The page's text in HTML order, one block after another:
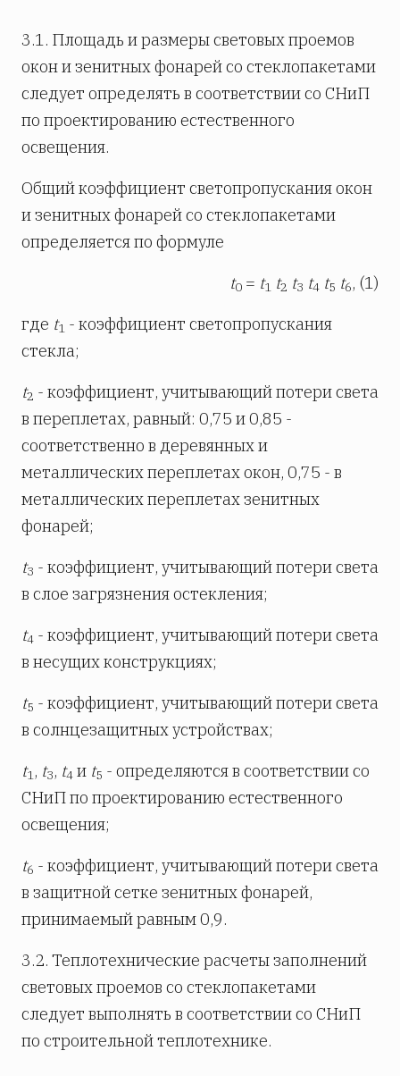
3.1. Площадь и размеры световых проемов
окон и зенитных фонарей со стеклопакетами
следует определять в соответствии со СНиП
по проектированию естественного
освещения.
Общий коэффициент светопропускания окон
и зенитных фонарей со стеклопакетами
определяется по формуле
t0 = t1 t2 t3 t4 t5 t6, (1)
где t1 - коэффициент светопропускания
стекла;
t2 - коэффициент, учитывающий потери света
в переплетах, равный: 0,75 и 0,85 -
соответственно в деревянных и
металлических переплетах окон, 0,75 - в
металлических переплетах зенитных
фонарей;
t3 - коэффициент, учитывающий потери света
в слое загрязнения остекления;
t4 - коэффициент, учитывающий потери света
в несущих конструкциях;
t5 - коэффициент, учитывающий потери света
в солнцезащитных устройствах;
t1, t3, t4 и t5 - определяются в соответствии со
СНиП по проектированию естественного
освещения;
t6 - коэффициент, учитывающий потери света
в защитной сетке зенитных фонарей,
принимаемый равным 0,9.
3.2. Теплотехнические расчеты заполнений
световых проемов со стеклопакетами
следует выполнять в соответствии со СНиП
по строительной теплотехнике.